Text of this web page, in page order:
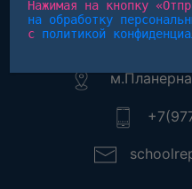
С нами всё
Нажимая на кнопку
на обработку
с политикой